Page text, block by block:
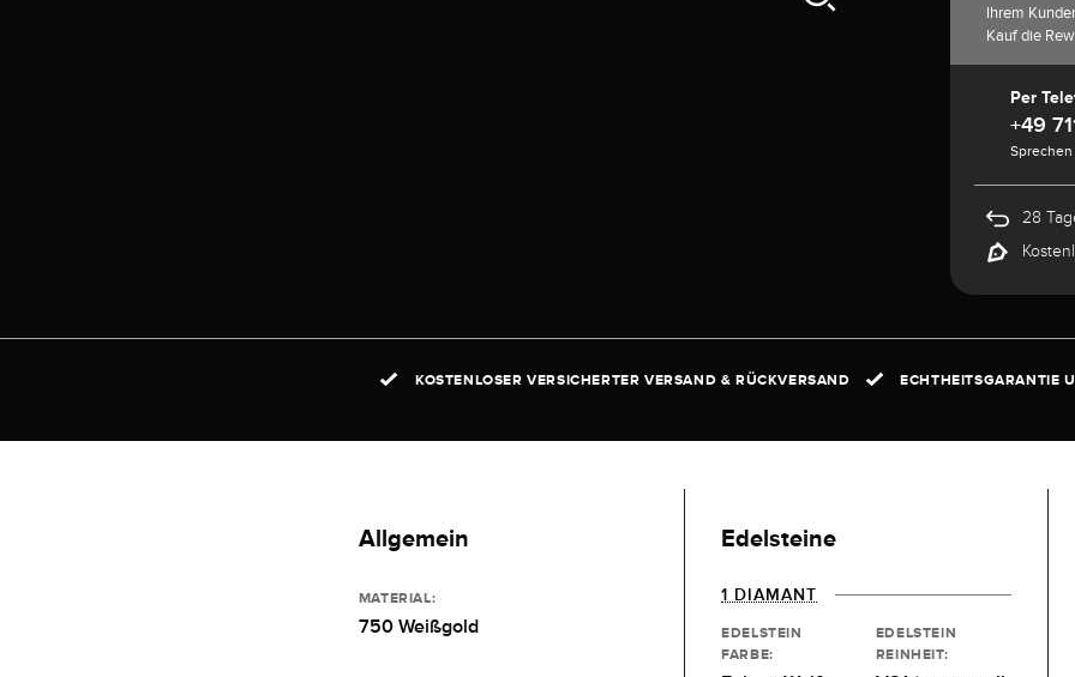
Ihrem
Kauf die
Per
+49
28
KOSTENLOSER VERSICHERTER VERSAND & RÜCKVERSAND ECHTHEITSGARANTIE
Allgemein
MATERIAL:
750 Weißgold
Edelsteine
1 DIAMANT
EDELSTEIN
FARBE:
EDELSTEIN
REINHEIT: